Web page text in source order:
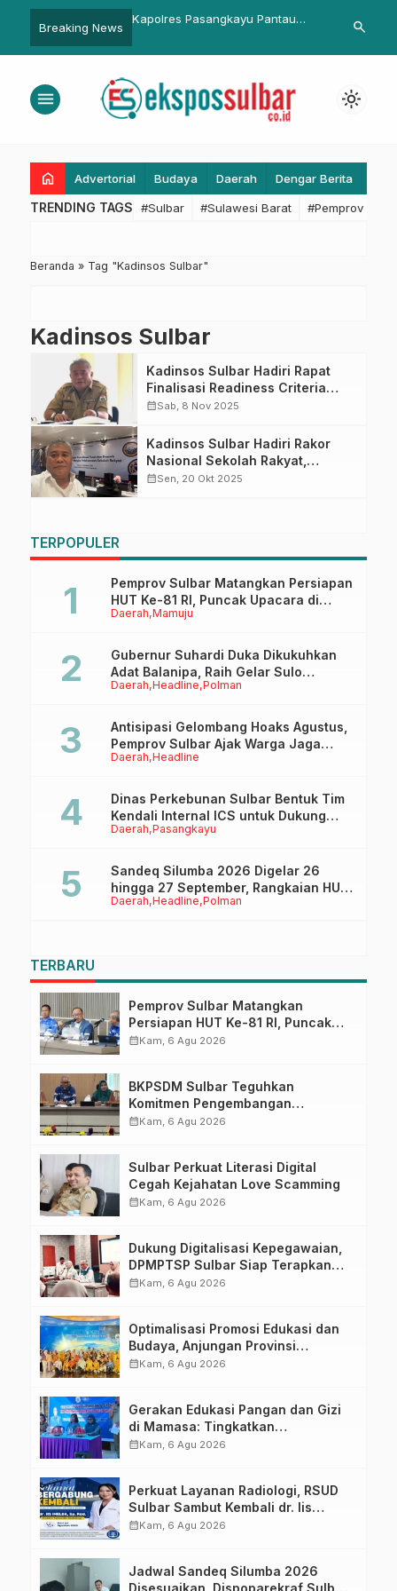
Breaking News
Patroli Gabungan
Aman
Kapolres Pasangkayu Pantau
Ridwan
search
menu light_mode
home Advertorial Budaya Daerah Dengar Berita
TRENDING TAGS #Sulbar #Sulawesi Barat #Pemprov
Beranda » Tag "Kadinsos Sulbar"
Kadinsos Sulbar
Kadinsos Sulbar Hadiri Rapat
Finalisasi Readiness Criteria
Pembangunan Sekolah Rakyat
calendar_monthSab, 8 Nov 2025
Kadinsos Sulbar Hadiri Rakor
Nasional Sekolah Rakyat,
Serahkan Dokumen Penting ke
calendar_monthSen, 20 Okt 2025
TERPOPULER
Daerah Mamuju
Pemprov Sulbar Matangkan Persiapan
HUT Ke-81 RI, Puncak Upacara di
Lapangan Ahmad Kirang
Daerah Headline Polman
Gubernur Suhardi Duka Dikukuhkan
Adat Balanipa, Raih Gelar Sulo
Tappidena
Daerah Headline
Antisipasi Gelombang Hoaks Agustus,
Pemprov Sulbar Ajak Warga Jaga
Ruang Digital
Daerah Pasangkayu
Dinas Perkebunan Sulbar Bentuk Tim
Kendali Internal ICS untuk Dukung
Sertifikasi ISPO Pekebun di
Daerah Headline Polman
Sandeq Silumba 2026 Digelar 26
hingga 27 September, Rangkaian HUT
Sulbar
TERBARU
Pemprov Sulbar Matangkan
Persiapan HUT Ke-81 RI, Puncak
Upacara di Lapangan Ahmad
calendar_monthKam, 6 Agu 2026
BKPSDM Sulbar Teguhkan
Komitmen Pengembangan
Kompetensi ASN melalui
calendar_monthKam, 6 Agu 2026
Sulbar Perkuat Literasi Digital
Cegah Kejahatan Love Scamming
calendar_monthKam, 6 Agu 2026
Dukung Digitalisasi Kepegawaian,
DPMPTSP Sulbar Siap Terapkan
Aplikasi FLEKSI ASN
calendar_monthKam, 6 Agu 2026
Optimalisasi Promosi Edukasi dan
Budaya, Anjungan Provinsi
Sulawesi Barat Perkuat Kolaborasi
calendar_monthKam, 6 Agu 2026
Gerakan Edukasi Pangan dan Gizi
di Mamasa: Tingkatkan
Pengetahuan dan Keterampilan
calendar_monthKam, 6 Agu 2026
Perkuat Layanan Radiologi, RSUD
Sulbar Sambut Kembali dr. Iis
Imelda, Sp.Rad
calendar_monthKam, 6 Agu 2026
Jadwal Sandeq Silumba 2026
Disesuaikan, Dispoparekraf Sulbar